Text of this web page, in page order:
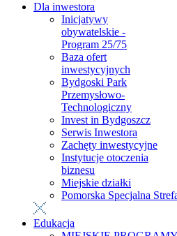
Dla inwestora
Inicjatywy
obywatelskie -
Program 25/75
Baza ofert
inwestycyjnych
Bydgoski Park
Przemysłowo-
Technologiczny
Invest in Bydgoszcz
Serwis Inwestora
Zachęty inwestycyjne
Instytucje otoczenia
biznesu
Miejskie działki
Pomorska Specjalna
Edukacja